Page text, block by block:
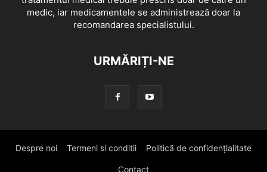
medic, iar medicamentele se administrează doar la
recomandarea specialistului.
URMĂRIȚI-NE
Despre noi Termeni si conditii Politică de confidențialitate
Contact